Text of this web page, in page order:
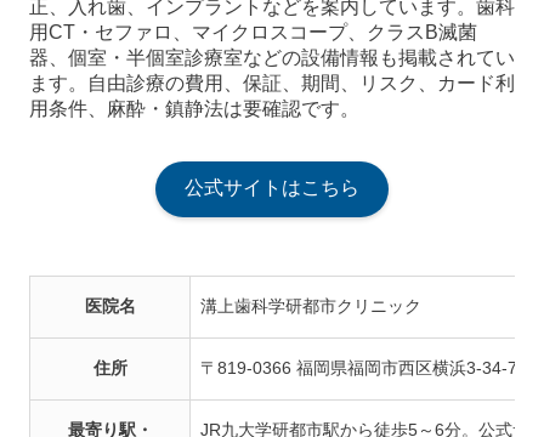
正、入れ歯、インプラントなどを案内しています。歯科
用CT・セファロ、マイクロスコープ、クラスB滅菌
器、個室・半個室診療室などの設備情報も掲載されてい
ます。自由診療の費用、保証、期間、リスク、カード利
用条件、麻酔・鎮静法は要確認です。
公式サイトはこちら
医院名 溝上歯科学研都市クリニック
住所 〒819-0366 福岡県福岡市西区横浜3-34-7
最寄り駅・
JR九大学研都市駅から徒歩5～6分。公式サ